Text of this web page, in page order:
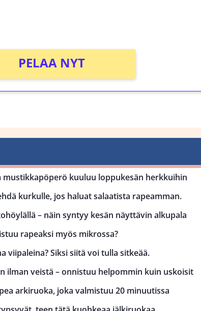
PELAA NYT
mustikkapöperö kuuluu loppukesän herkkuihin
kurkulle, jos haluat salaatista rapeamman.
– näin syntyy kesän näyttävin alkupala
rapeaksi myös mikrossa?
viipaleina? Siksi siitä voi tulla sitkeää.
ilman veistä – onnistuu helpommin kuin uskoisit
arkiruoka, joka valmistuu 20 minuutissa